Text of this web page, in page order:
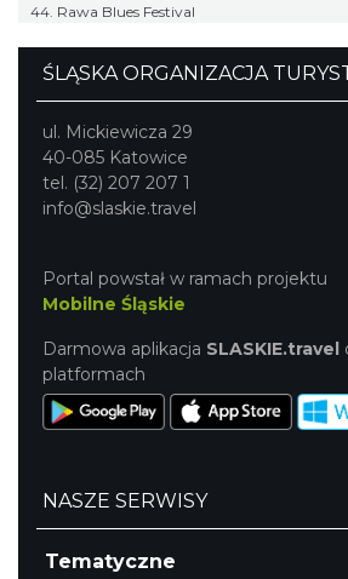
44. Rawa Blues Festival
ŚLĄSKA ORGANIZACJA
ul. Mickiewicza 29
40-085 Katowice
tel. (32) 207 207 1
info@slaskie.travel
Portal powstał w ramach projektu
Mobilne Śląskie
Darmowa aplikacja SLASKIE.travel
platformach
NASZE SERWISY
Tematyczne